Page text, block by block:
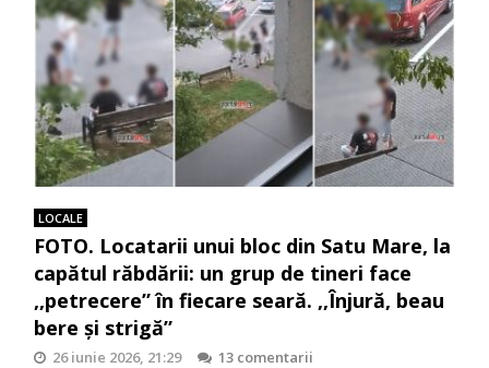
LOCALE
FOTO. Locatarii unui bloc din Satu Mare, la
capătul răbdării: un grup de tineri face
,,petrecere” în fiecare seară. ,,Înjură, beau
bere și strigă”
26 iunie 2026, 21:29
13 comentarii